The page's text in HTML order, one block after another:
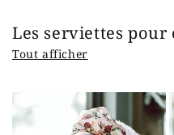
Les serviettes
Tout afficher